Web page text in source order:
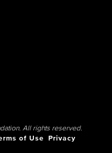
All rights reserved.
of Use
Privacy